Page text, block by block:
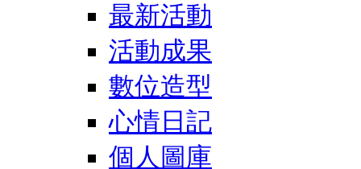
最新活動
活動成果
數位造型
心情日記
個人圖庫